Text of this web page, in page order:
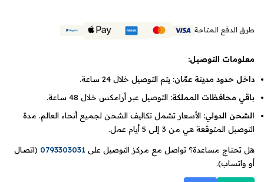
طرق الدفع المتاحة
معلومات التوصيل:
داخل حدود مدينة عمّان: يتم التوصيل خلال 24 ساعة.
باقي محافظات المملكة: التوصيل عبر أرامكس خلال 48 ساعة.
الشحن الدولي: الأسعار تشمل تكاليف الشحن لجميع أنحاء العالم. مدة
التوصيل المتوقعة هي من 3 إلى 5 أيام عمل.
هل تحتاج مساعدة؟ تواصل مع مركز التوصيل على 0793303031 (اتصال
أو واتساب).